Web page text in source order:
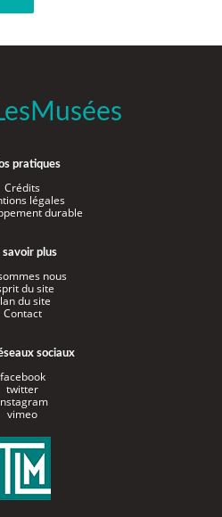
pratiques
Crédits
légales
durable
savoir plus
nous
du site
du site
Contact
sociaux
facebook
twitter
vimeo